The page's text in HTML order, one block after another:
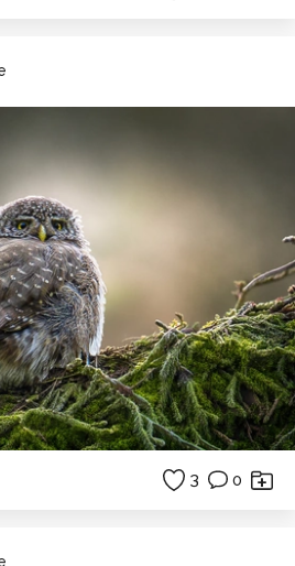
3 0